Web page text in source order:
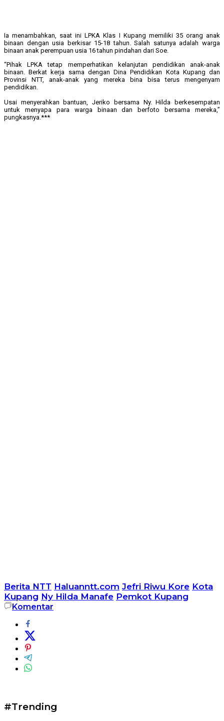
Ia menambahkan, saat ini LPKA Klas I Kupang memiliki 35 orang anak
binaan dengan usia berkisar 15-18 tahun. Salah satunya adalah warga
binaan anak perempuan usia 16 tahun pindahan dari Soe.
“Pihak LPKA tetap memperhatikan kelanjutan pendidikan anak-anak
binaan. Berkat kerja sama dengan Dina Pendidikan Kota Kupang dan
Provinsi NTT, anak-anak yang mereka bina bisa terus mengenyam
pendidikan.
Usai menyerahkan bantuan, Jeriko bersama Ny. Hilda berkesempatan
untuk menyapa para warga binaan dan berfoto bersama mereka,”
pungkasnya.***
Berita NTT Haluanntt.com Jefri Riwu Kore Kota
Kupang Ny Hilda Manafe Pemkot Kupang
Komentar
#Trending